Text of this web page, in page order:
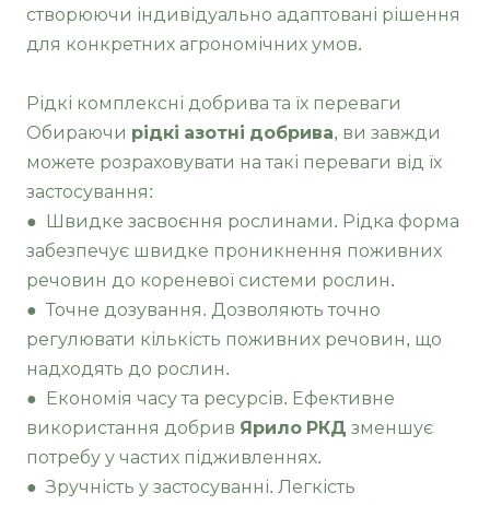
створюючи індивідуально адаптовані рішення
для конкретних агрономічних умов.
Рідкі комплексні добрива та їх переваги
Обираючи рідкі азотні добрива, ви завжди
можете розраховувати на такі переваги від їх
застосування:
● Швидке засвоєння рослинами. Рідка форма
забезпечує швидке проникнення поживних
речовин до кореневої системи рослин.
● Точне дозування. Дозволяють точно
регулювати кількість поживних речовин, що
надходять до рослин.
● Економія часу та ресурсів. Ефективне
використання добрив Ярило РКД зменшує
потребу у частих підживленнях.
● Зручність у застосуванні. Легкість